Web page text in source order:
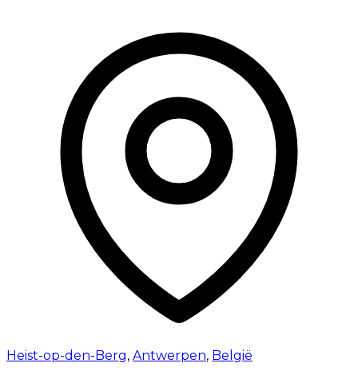
Heist-op-den-Berg, Antwerpen, België